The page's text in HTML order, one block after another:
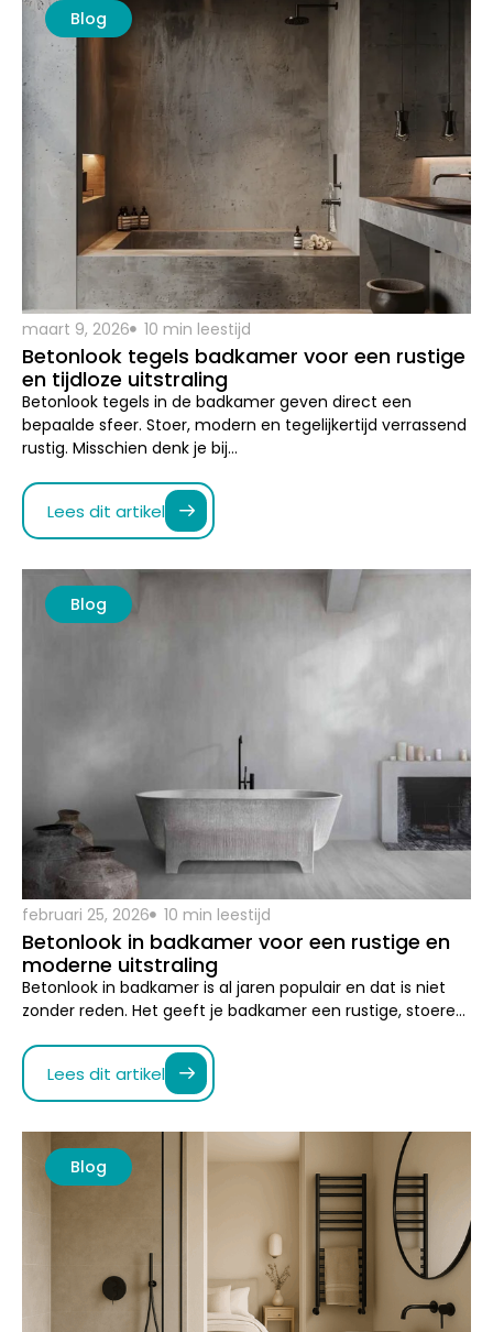
maart 9, 2026 10 min leestijd
Betonlook tegels badkamer voor een rustige
en tijdloze uitstraling
Betonlook tegels in de badkamer geven direct een
bepaalde sfeer. Stoer, modern en tegelijkertijd verrassend
rustig. Misschien denk je bij…
Lees dit artikel
Blog
februari 25, 2026 10 min leestijd
Betonlook in badkamer voor een rustige en
moderne uitstraling
Betonlook in badkamer is al jaren populair en dat is niet
zonder reden. Het geeft je badkamer een rustige, stoere…
Lees dit artikel
Blog